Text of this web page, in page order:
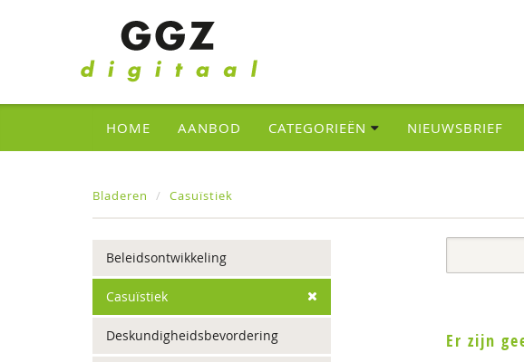
HOME AANBOD CATEGORIEËN NIEUWSBRIEF
Bladeren Casuïstiek
Beleidsontwikkeling
Casuïstiek
Deskundigheidsbevordering Er zijn